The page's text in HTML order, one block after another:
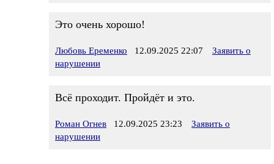
Это очень хорошо!
Любовь Еременко 12.09.2025 22:07
Заявить о
нарушении
Всё проходит. Пройдёт и это.
Роман Огнев 12.09.2025 23:23
Заявить о
нарушении